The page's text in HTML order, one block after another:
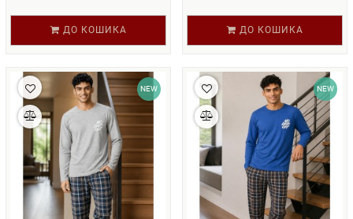
ДО КОШИКА ДО КОШИКА
NEW NEW